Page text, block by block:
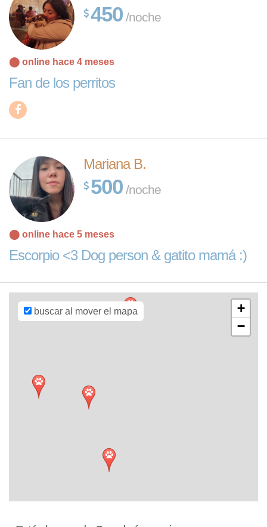
450 /noche
⬤ online hace 4 meses
Fan de los perritos
Mariana B.
500 /noche
⬤ online hace 5 meses
Escorpio <3 Dog person & gatito mamá :)
buscar al mover el mapa
+
−
OpenStreetMap
contributors,